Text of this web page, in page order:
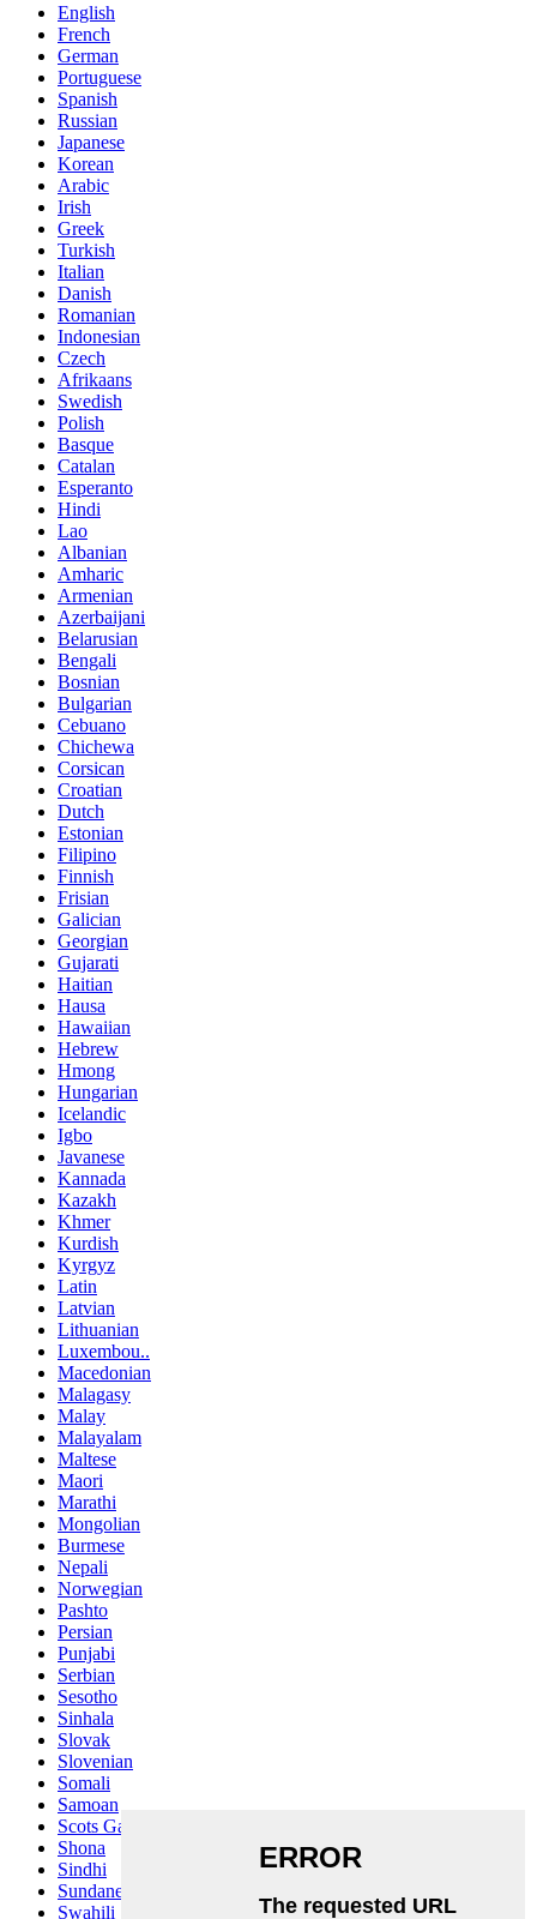
English
French
German
Portuguese
Spanish
Russian
Japanese
Korean
Arabic
Irish
Greek
Turkish
Italian
Danish
Romanian
Indonesian
Czech
Afrikaans
Swedish
Polish
Basque
Catalan
Esperanto
Hindi
Lao
Albanian
Amharic
Armenian
Azerbaijani
Belarusian
Bengali
Bosnian
Bulgarian
Cebuano
Chichewa
Corsican
Croatian
Dutch
Estonian
Filipino
Finnish
Frisian
Galician
Georgian
Gujarati
Haitian
Hausa
Hawaiian
Hebrew
Hmong
Hungarian
Icelandic
Igbo
Javanese
Kannada
Kazakh
Khmer
Kurdish
Kyrgyz
Latin
Latvian
Lithuanian
Luxembou..
Macedonian
Malagasy
Malay
Malayalam
Maltese
Maori
Marathi
Mongolian
Burmese
Nepali
Norwegian
Pashto
Persian
Punjabi
Serbian
Sesotho
Sinhala
Slovak
Slovenian
Somali
Samoan
Scots Gaelic
Shona
Sindhi
Sundanese
Swahili